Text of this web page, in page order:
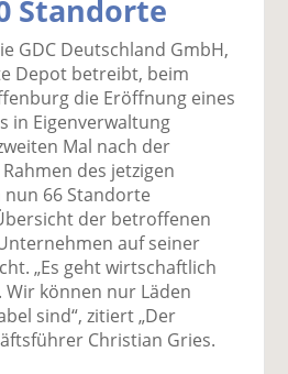
k
el
a
uf
F
ac
e
b
o
o
k
te
il
e
n
k
el
t
wi
tt
er
n
el
a
uf
Li
n
te
il
e
n
el
p
er
E
er
se
n
n
el
D
ck
Standorte
GDC Deutschland GmbH,
Depot betreibt, beim
die Eröffnung eines
in Eigenverwaltung
Mal nach der
des jetzigen
66 Standorte
der betroffenen
auf seiner
„Es geht wirtschaftlich
können nur Läden
sind“, zitiert „Der
Christian Gries.